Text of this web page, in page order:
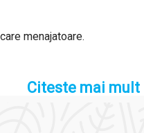
menajatoare.
Citeste mai mult